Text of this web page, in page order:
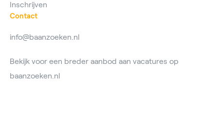
Inschrijven
Contact
info@baanzoeken.nl
Bekijk voor een breder aanbod aan vacatures op
baanzoeken.nl